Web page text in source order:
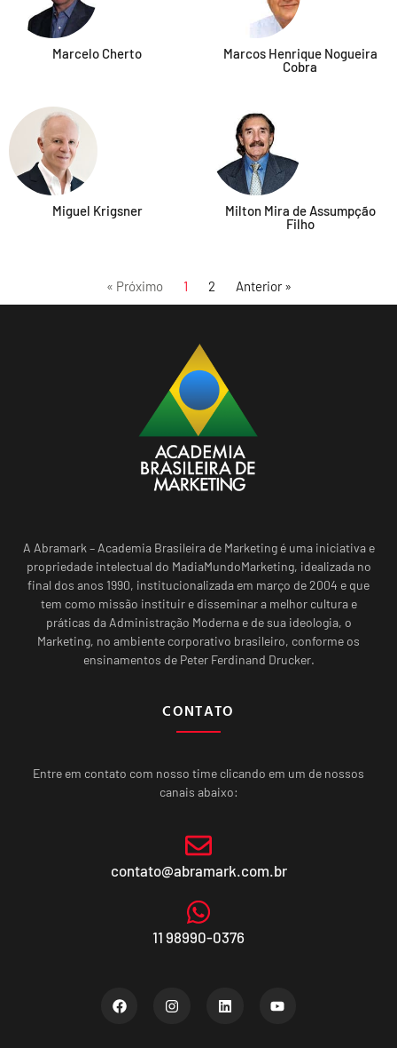
Marcelo Cherto
Marcos Henrique Nogueira
Cobra
Miguel Krigsner
Milton Mira de Assumpção
Filho
« Próximo 1 2 Anterior »
A Abramark – Academia Brasileira de Marketing é uma iniciativa e
propriedade intelectual do MadiaMundoMarketing, idealizada no
final dos anos 1990, institucionalizada em março de 2004 e que
tem como missão instituir e disseminar a melhor cultura e
práticas da Administração Moderna e de sua ideologia, o
Marketing, no ambiente corporativo brasileiro, conforme os
ensinamentos de Peter Ferdinand Drucker.
CONTATO
Entre em contato com nosso time clicando em um de nossos
canais abaixo:
contato@abramark.com.br
11 98990-0376